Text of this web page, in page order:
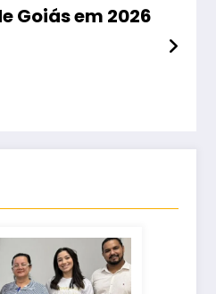
Goiás em 2026